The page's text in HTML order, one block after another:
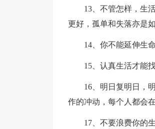
13、不管怎样，生
更好，孤单和失落亦是
14、你不能延伸生
15、认真生活才能
16、明日复明日，
作的冲动，每个人都会
17、不要浪费你的